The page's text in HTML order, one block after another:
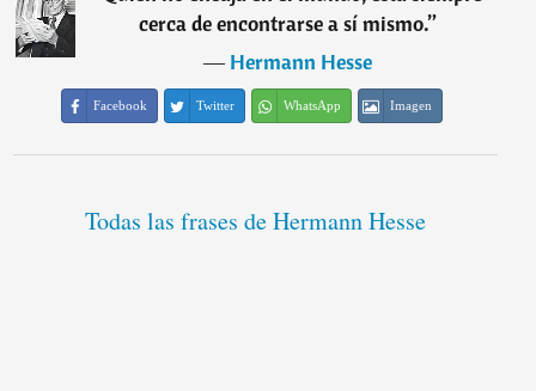
cerca de encontrarse a sí mismo.”
―Hermann Hesse
Facebook Twitter WhatsApp Imagen
Todas las frases de Hermann Hesse